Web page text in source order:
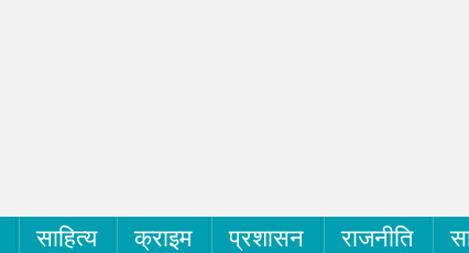
साहित्य क्राइम प्रशासन राजनीति